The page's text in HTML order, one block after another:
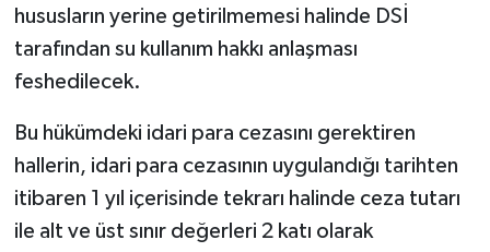
hususların yerine getirilmemesi halinde DSİ
tarafından su kullanım hakkı anlaşması
feshedilecek.
Bu hükümdeki idari para cezasını gerektiren
hallerin, idari para cezasının uygulandığı tarihten
itibaren 1 yıl içerisinde tekrarı halinde ceza tutarı
ile alt ve üst sınır değerleri 2 katı olarak